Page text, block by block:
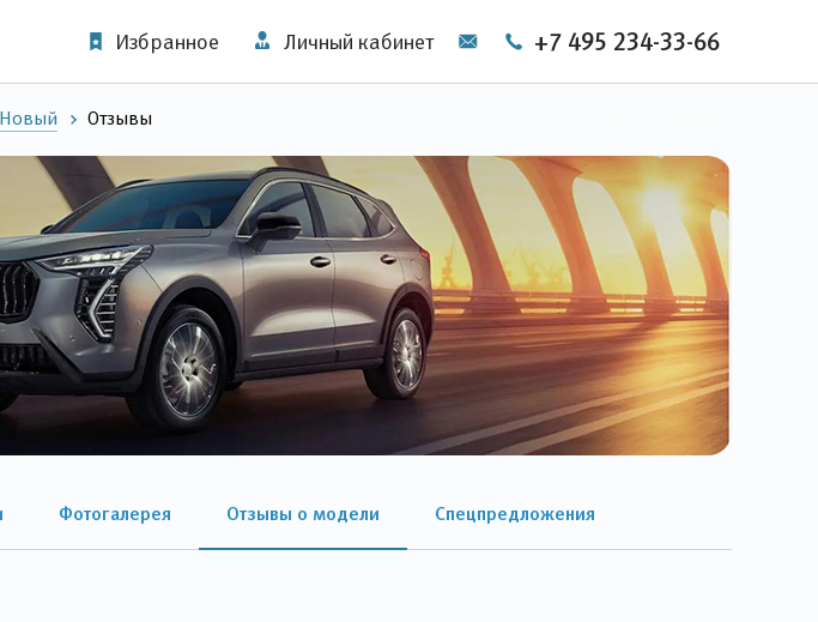
Избранное Личный кабинет +7 495 234-33-66
Новый Отзывы
Фотогалерея Отзывы о модели Спецпредложения